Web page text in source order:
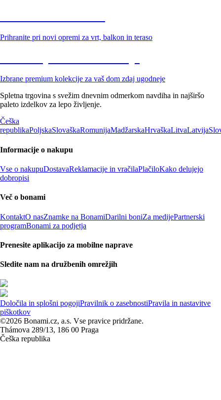
Prihranite pri novi opremi za vrt, balkon in teraso
Izbrane premium kolekcije za vaš dom zdaj ugodneje
Spletna trgovina s svežim dnevnim odmerkom navdiha in najširšo
paleto izdelkov za lepo življenje.
Češka
republikaPoljskaSlovaškaRomunijaMadžarskaHrvaškaLitvaLatvija
Informacije o nakupu
Vse o nakupuDostavaReklamacije in vračilaPlačiloKako delujejo
dobropisi
Več o bonami
KontaktO nasZnamke na BonamiDarilni boniZa medijePartnerski
programBonami za podjetja
Prenesite aplikacijo za mobilne naprave
Sledite nam na družbenih omrežjih
Določila in splošni pogojiPravilnik o zasebnostiPravila in nastavitve
piškotkov
©2026 Bonami.cz, a.s. Vse pravice pridržane.
Thámova 289/13, 186 00 Praga
Češka republika